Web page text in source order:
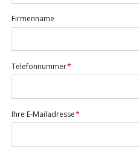
Firmenname
Pflichtfeld
Telefonnummer*
Pflichtfeld
Ihre E-Mailadresse*